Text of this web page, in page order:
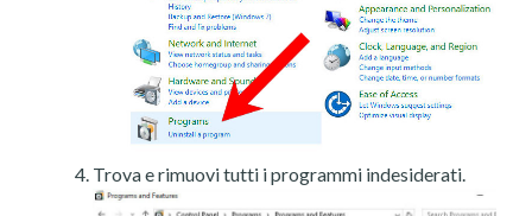
Trova e rimuovi tutti i programmi indesiderati.